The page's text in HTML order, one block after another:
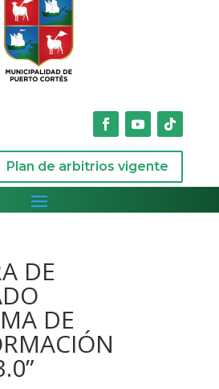
Plan de arbitrios vigente
DE
DE